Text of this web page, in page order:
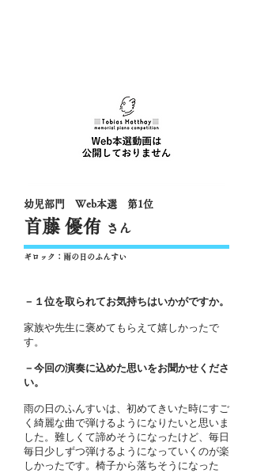
幼児部門 Web本選 第1位
首藤 優侑 さん
ギロック：雨の日のふんすい
－１位を取られてお気持ちはいかがですか。
家族や先生に褒めてもらえて嬉しかったで
す。
－今回の演奏に込めた思いをお聞かせくださ
い。
雨の日のふんすいは、初めてきいた時にすご
く綺麗な曲で弾けるようになりたいと思いま
した。難しくて諦めそうになったけど、毎日
毎日少しずつ弾けるようになっていくのが楽
しかったです。椅子から落ちそうになった